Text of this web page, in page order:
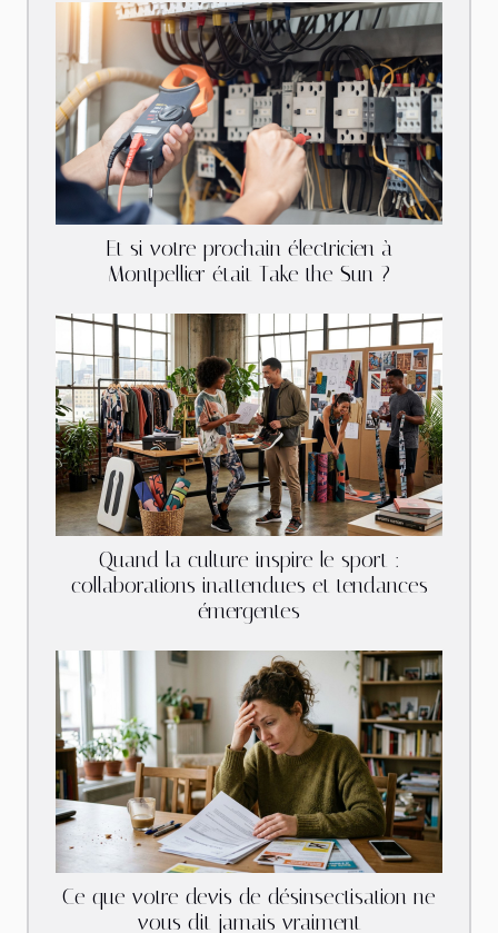
Et si votre prochain électricien à
Montpellier était Take the Sun ?
Quand la culture inspire le sport :
collaborations inattendues et tendances
émergentes
Ce que votre devis de désinsectisation ne
vous dit jamais vraiment